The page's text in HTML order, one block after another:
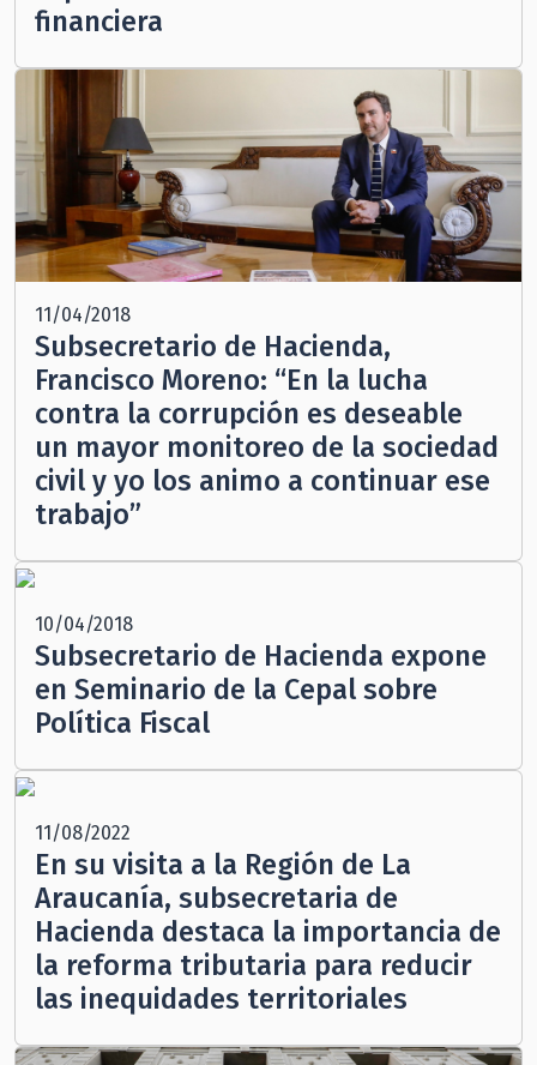
financiera
11/04/2018
Subsecretario de Hacienda,
Francisco Moreno: “En la lucha
contra la corrupción es deseable
un mayor monitoreo de la sociedad
civil y yo los animo a continuar ese
trabajo”
10/04/2018
Subsecretario de Hacienda expone
en Seminario de la Cepal sobre
Política Fiscal
11/08/2022
En su visita a la Región de La
Araucanía, subsecretaria de
Hacienda destaca la importancia de
la reforma tributaria para reducir
las inequidades territoriales